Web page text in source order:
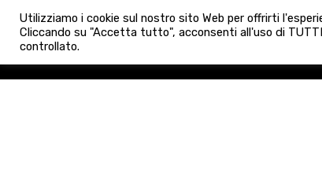
HOME AGENZIA
info@admaioraimmobiliare.it
Utilizziamo i cookie sul nostro sito Web per offrirti
Cliccando su "Accetta tutto", acconsenti all'uso di
controllato.